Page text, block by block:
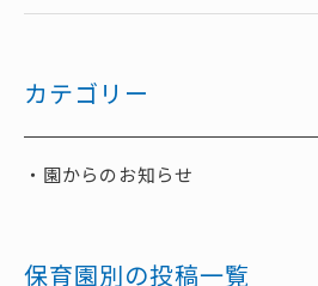
カテゴリー
園からのお知らせ
保育園別の投稿一覧